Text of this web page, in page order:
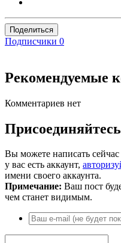
Поделиться
Подписчики 0
Рекомендуемые
Комментариев нет
Вы можете написать сейчас
у вас есть аккаунт,
имени своего аккаунта.
Примечание: Ваш пост
чем станет видимым.